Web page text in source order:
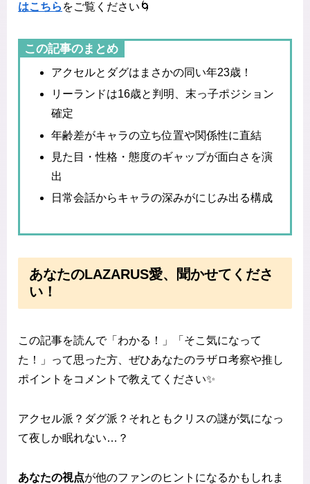
はこちら をご覧ください🌀
この記事のまとめ
アクセルとダグはまさかの同い年23歳！
リーランドは16歳と判明、末っ子ポジション
確定
年齢差がキャラの立ち位置や関係性に直結
見た目・性格・態度のギャップが面白さを演
出
日常会話からキャラの深みがにじみ出る構成
あなたのLAZARUS愛、聞かせてくださ
い！
この記事を読んで「わかる！」「そこ気になって
た！」って思った方、ぜひあなたのラザロ考察や推し
ポイントをコメントで教えてください✨
アクセル派？ダグ派？それともクリスの謎が気になっ
て夜しか眠れない…？
あなたの視点が他のファンのヒントになるかもしれま